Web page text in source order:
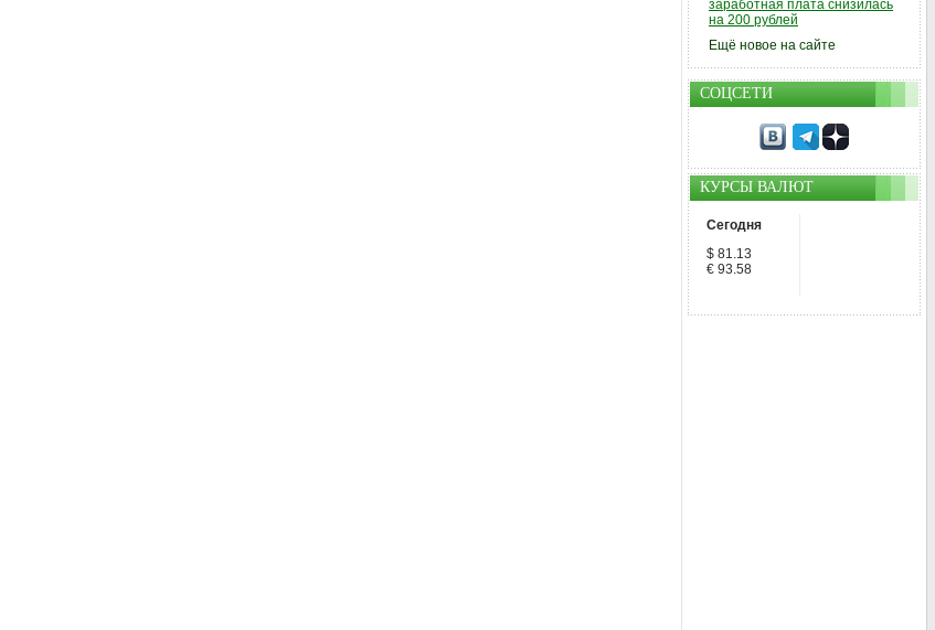
заработная плата снизилась
на 200 рублей
Ещё новое на сайте
СОЦСЕТИ
КУРСЫ ВАЛЮТ
Сегодня
$ 81.13
€ 93.58